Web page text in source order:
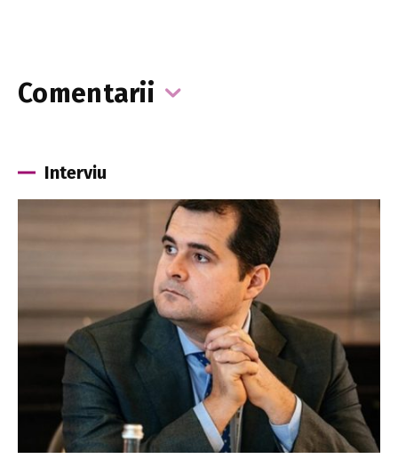
Comentarii
Interviu